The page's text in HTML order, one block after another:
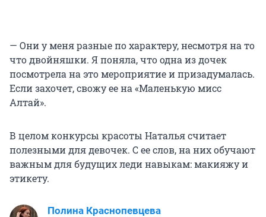
— Они у меня разные по характеру, несмотря на то
что двойняшки. Я поняла, что одна из дочек
посмотрела на это мероприятие и призадумалась.
Если захочет, свожу ее на «Маленькую мисс
Алтай».
В целом конкурсы красоты Наталья считает
полезными для девочек. С ее слов, на них обучают
важным для будущих леди навыкам: макияжу и
этикету.
Полина Краснопевцева